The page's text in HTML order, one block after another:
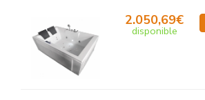
2.050,69€
disponible